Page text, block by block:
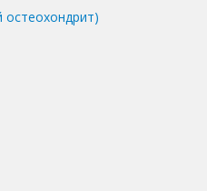
остеохондрит)